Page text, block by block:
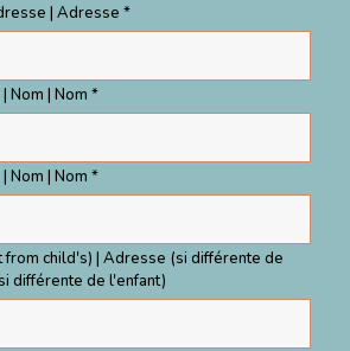
| Adresse *
Nom | Nom *
Nom | Nom *
child's) | Adresse (si différente de
différente de l'enfant)